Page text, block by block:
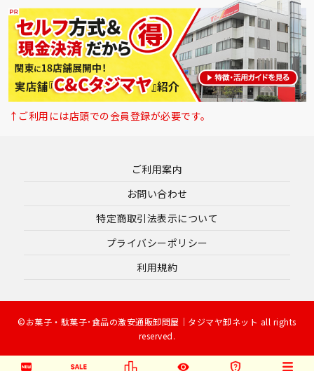
↑ご利用には店頭での会員登録が必要です。
ご利用案内
お問い合わせ
特定商取引法表示について
プライバシーポリシー
利用規約
©お菓子・駄菓子･食品の激安通販卸問屋｜タジマヤ卸ネット all rights
reserved.